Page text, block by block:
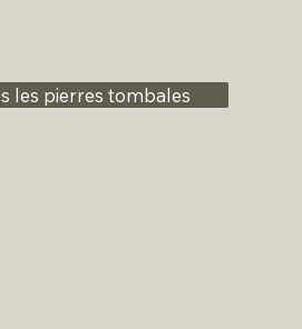
les pierres tombales